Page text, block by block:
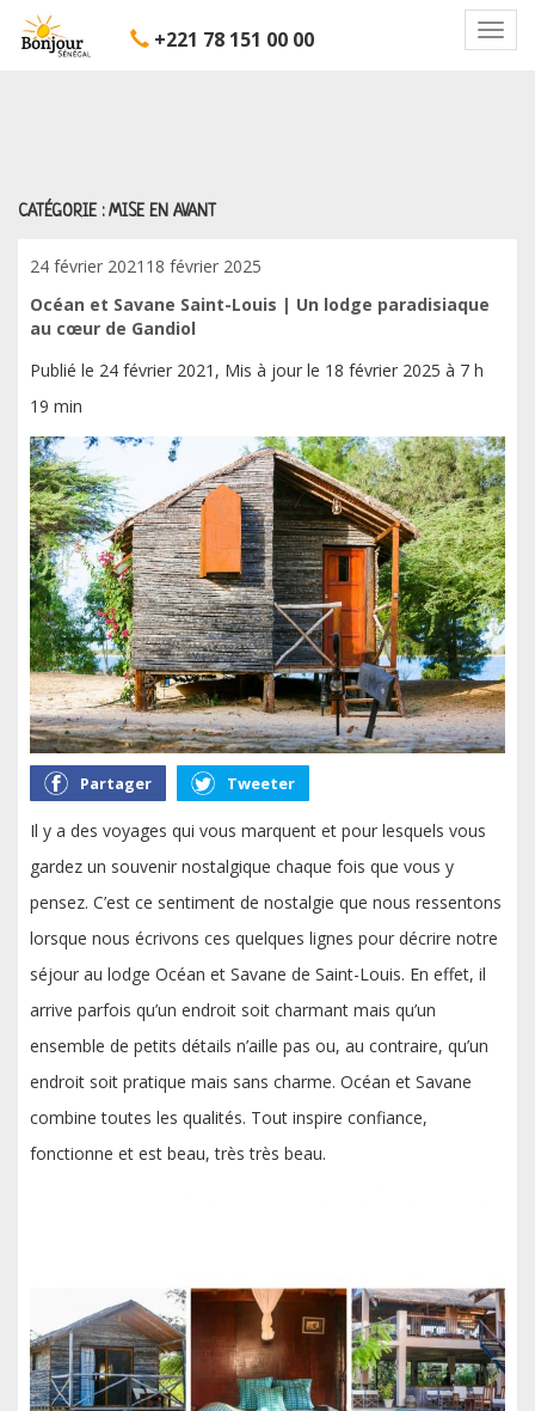
+221 78 151 00 00
CATÉGORIE :MISE EN AVANT
Posted
on
24 février 2021 18 février 2025
Océan et Savane Saint-Louis | Un lodge paradisiaque
au cœur de Gandiol
Publié le 24 février 2021, Mis à jour le 18 février 2025 à 7 h
19 min
Partager Tweeter
Il y a des voyages qui vous marquent et pour lesquels vous
gardez un souvenir nostalgique chaque fois que vous y
pensez. C’est ce sentiment de nostalgie que nous ressentons
lorsque nous écrivons ces quelques lignes pour décrire notre
séjour au lodge Océan et Savane de Saint-Louis. En effet, il
arrive parfois qu’un endroit soit charmant mais qu’un
ensemble de petits détails n’aille pas ou, au contraire, qu’un
endroit soit pratique mais sans charme. Océan et Savane
combine toutes les qualités. Tout inspire confiance,
fonctionne et est beau, très très beau.